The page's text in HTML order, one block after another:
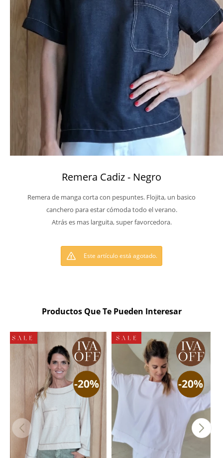
Remera Cadiz - Negro
Remera de manga corta con pespuntes. Flojita, un basico
canchero para estar cómoda todo el verano.
Atrás es mas larguita, super favorcedora.
Este artículo está agotado.
Productos Que Te Pueden Interesar